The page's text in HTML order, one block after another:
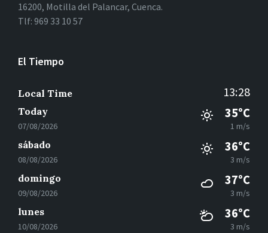
16200, Motilla del Palancar, Cuenca.
Tlf: 969 33 10 57
El Tiempo
Local Time 13:28
Today
07/08/2026
35°C
1 m/s
sábado
08/08/2026
36°C
3 m/s
domingo
09/08/2026
37°C
3 m/s
lunes
10/08/2026
36°C
3 m/s